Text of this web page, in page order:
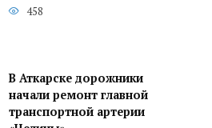
458
В Аткарске дорожники
начали ремонт главной
транспортной артерии